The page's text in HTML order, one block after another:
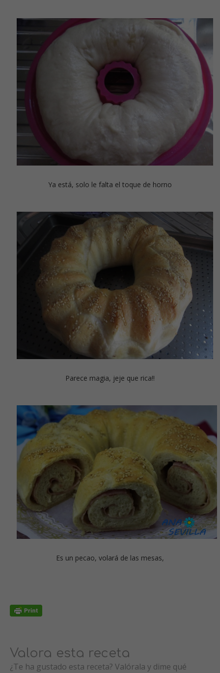
Ya está, solo le falta el toque de horno
Parece magia, jeje que rica!!
Es un pecao, volará de las mesas,
Valora esta receta
¿Te ha gustado esta receta? Valórala y dime qué